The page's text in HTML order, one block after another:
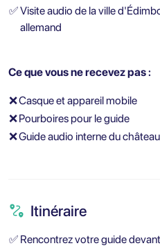
✅Visite audio de la ville
allemand
Ce que vous ne recevez pas :
❌Casque et appareil mobile
❌Pourboires pour le guide
❌Guide audio interne du
Itinéraire
✅ Rencontrez votre guide